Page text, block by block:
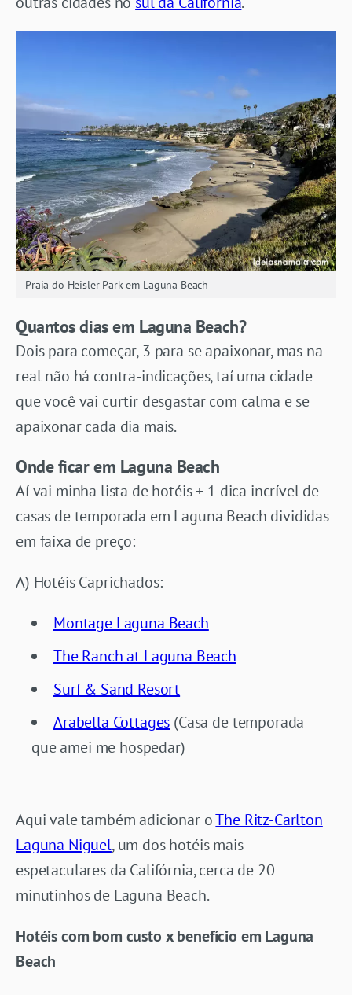
Praia do Heisler Park em Laguna Beach
Quantos dias em Laguna Beach?
Dois para começar, 3 para se apaixonar, mas na
real não há contra-indicações, taí uma cidade
que você vai curtir desgastar com calma e se
apaixonar cada dia mais.
Onde ficar em Laguna Beach
Aí vai minha lista de hotéis + 1 dica incrível de
casas de temporada em Laguna Beach divididas
em faixa de preço:
A) Hotéis Caprichados:
Montage Laguna Beach
The Ranch at Laguna Beach
Surf & Sand Resort
Arabella Cottages (Casa de temporada
que amei me hospedar)
Aqui vale também adicionar oThe Ritz-Carlton
Laguna Niguel, um dos hotéis mais
espetaculares da Califórnia, cerca de 20
minutinhos de Laguna Beach.
Hotéis com bom custo x benefício em Laguna
Beach